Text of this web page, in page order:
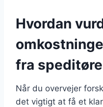
Hvordan
fra
Når du overvejer
det vigtigt at få et